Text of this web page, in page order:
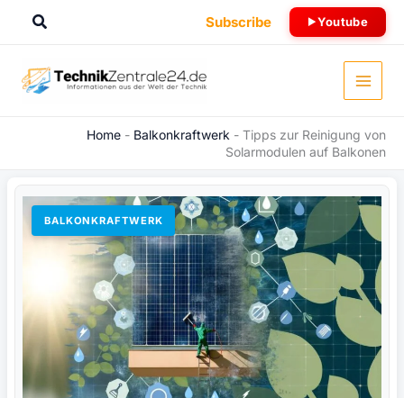
Suchen Subscribe Youtube
Home - Balkonkraftwerk - Tipps zur Reinigung von
Solarmodulen auf Balkonen
BALKONKRAFTWERK